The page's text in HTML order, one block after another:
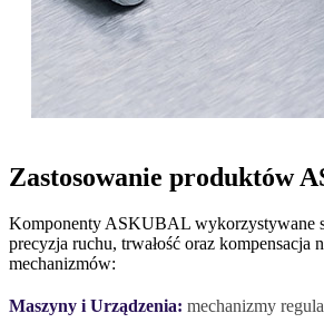
Zastosowanie produktów
Komponenty ASKUBAL wykorzystywane
precyzja ruchu, trwałość oraz kompensacja
mechanizmów:
Maszyny i Urządzenia: mechanizmy